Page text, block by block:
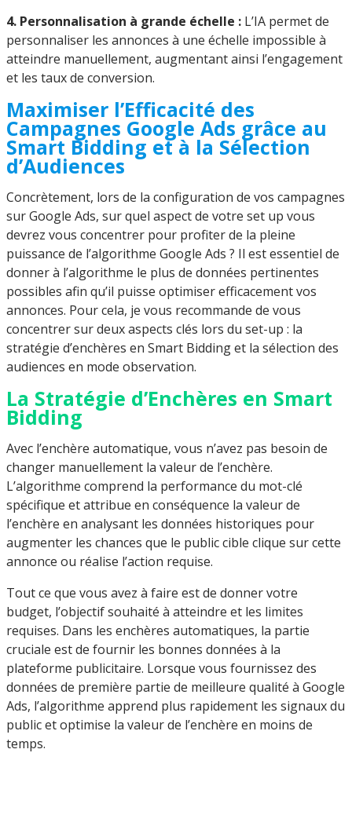
4. Personnalisation à grande échelle : L’IA permet de
personnaliser les annonces à une échelle impossible à
atteindre manuellement, augmentant ainsi l’engagement
et les taux de conversion.
Maximiser l’Efficacité des
Campagnes Google Ads grâce au
Smart Bidding et à la Sélection
d’Audiences
Concrètement, lors de la configuration de vos campagnes
sur Google Ads, sur quel aspect de votre set up vous
devrez vous concentrer pour profiter de la pleine
puissance de l’algorithme Google Ads ? Il est essentiel de
donner à l’algorithme le plus de données pertinentes
possibles afin qu’il puisse optimiser efficacement vos
annonces. Pour cela, je vous recommande de vous
concentrer sur deux aspects clés lors du set-up : la
stratégie d’enchères en Smart Bidding et la sélection des
audiences en mode observation.
La Stratégie d’Enchères en Smart
Bidding
Avec l’enchère automatique, vous n’avez pas besoin de
changer manuellement la valeur de l’enchère.
L’algorithme comprend la performance du mot-clé
spécifique et attribue en conséquence la valeur de
l’enchère en analysant les données historiques pour
augmenter les chances que le public cible clique sur cette
annonce ou réalise l’action requise.
Tout ce que vous avez à faire est de donner votre
budget, l’objectif souhaité à atteindre et les limites
requises. Dans les enchères automatiques, la partie
cruciale est de fournir les bonnes données à la
plateforme publicitaire. Lorsque vous fournissez des
données de première partie de meilleure qualité à Google
Ads, l’algorithme apprend plus rapidement les signaux du
public et optimise la valeur de l’enchère en moins de
temps.